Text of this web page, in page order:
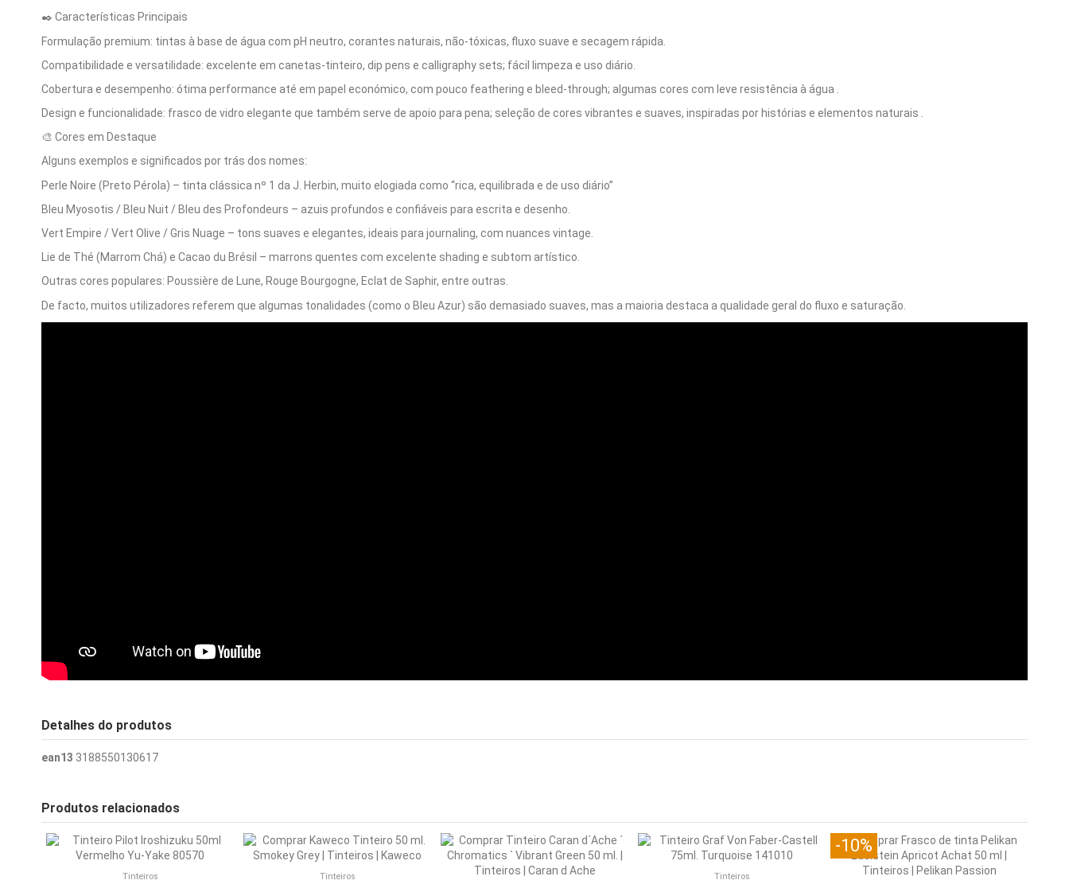
✒️ Características Principais
Formulação premium: tintas à base de água com pH neutro, corantes naturais, não‑tóxicas, fluxo suave e secagem rápida.
Compatibilidade e versatilidade: excelente em canetas-tinteiro, dip pens e calligraphy sets; fácil limpeza e uso diário.
Cobertura e desempenho: ótima performance até em papel económico, com pouco feathering e bleed-through; algumas cores com leve resistência à água .
Design e funcionalidade: frasco de vidro elegante que também serve de apoio para pena; seleção de cores vibrantes e suaves, inspiradas por histórias e elementos naturais .
🎨 Cores em Destaque
Alguns exemplos e significados por trás dos nomes:
Perle Noire (Preto Pérola) – tinta clássica nº 1 da J. Herbin, muito elogiada como “rica, equilibrada e de uso diário”
Bleu Myosotis / Bleu Nuit / Bleu des Profondeurs – azuis profundos e confiáveis para escrita e desenho.
Vert Empire / Vert Olive / Gris Nuage – tons suaves e elegantes, ideais para journaling, com nuances vintage.
Lie de Thé (Marrom Chá) e Cacao du Brésil – marrons quentes com excelente shading e subtom artístico.
Outras cores populares: Poussière de Lune, Rouge Bourgogne, Eclat de Saphir, entre outras.
De facto, muitos utilizadores referem que algumas tonalidades (como o Bleu Azur) são demasiado suaves, mas a maioria destaca a qualidade geral do fluxo e saturação.
Detalhes do produtos
ean13 3188550130617
Produtos relacionados
Tinteiros Tinteiros Tinteiros
-10%